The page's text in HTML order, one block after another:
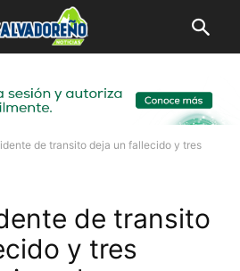
de transito deja un fallecido y tres
de transito
y tres